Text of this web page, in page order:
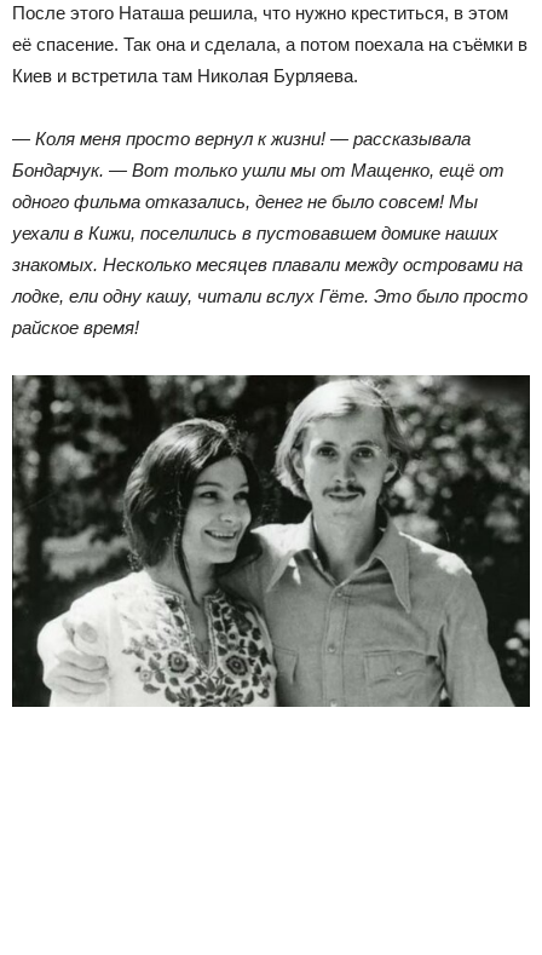
После этого Наташа решила, что нужно креститься, в этом
её спасение. Так она и сделала, а потом поехала на съёмки в
Киев и встретила там Николая Бурляева.
— Коля меня просто вернул к жизни! — рассказывала
Бондарчук. — Вот только ушли мы от Мащенко, ещё от
одного фильма отказались, денег не было совсем! Мы
уехали в Кижи, поселились в пустовавшем домике наших
знакомых. Несколько месяцев плавали между островами на
лодке, ели одну кашу, читали вслух Гёте. Это было просто
райское время!